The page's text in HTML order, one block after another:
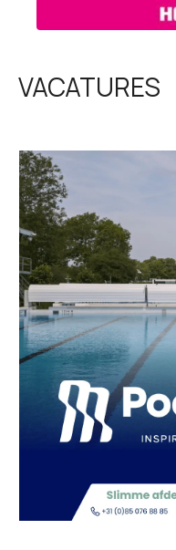
VACATURES